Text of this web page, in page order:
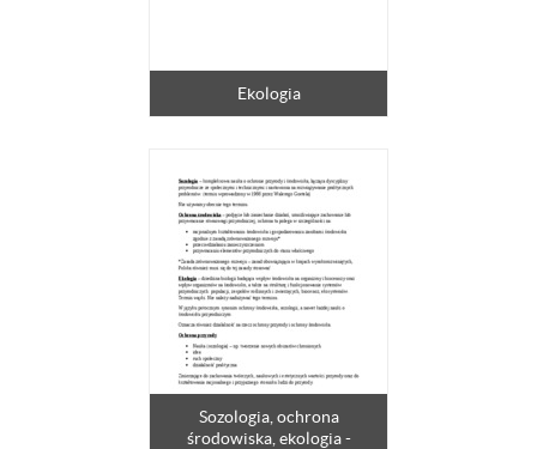
Ekologia
Sozologia, ochrona
środowiska, ekologia -